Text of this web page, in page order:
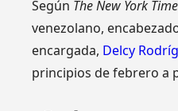
Según The New York
venezolano,
encargada, Delcy
principios de febrero a